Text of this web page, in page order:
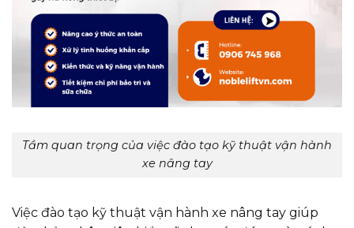
Tầm quan trọng của việc đào tạo kỹ thuật vận hành
xe nâng tay
Việc đào tạo kỹ thuật vận hành xe nâng tay giúp